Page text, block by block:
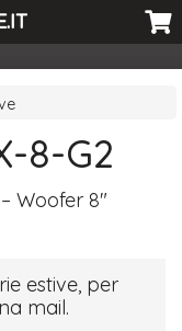
8-G2
Woofer 8"
estive, per
mail.